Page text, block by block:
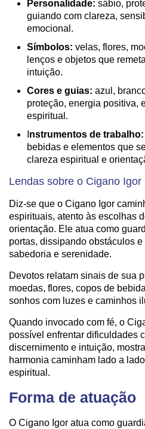
Personalidade: sábio,
guiando com clareza,
emocional.
Símbolos: velas, flores,
lenços e objetos que
intuição.
Cores e guias: azul,
proteção, energia positiva,
espiritual.
nstrumentos de trabalho:
bebidas e elementos que
clareza espiritual e
Lendas sobre o Cigano Igor
Diz-se que o Cigano Igor
espirituais, atento às escolhas
orientação. Ele atua como
portas, dissipando obstáculos
sabedoria e serenidade.
Devotos relatam sinais de sua
moedas, flores, copos de
sonhos com luzes e caminhos
Quando invocado com fé, o
possível enfrentar dificuldades
discernimento e intuição,
harmonia caminham lado a
espiritual.
Forma de atuação
O Cigano Igor atua como